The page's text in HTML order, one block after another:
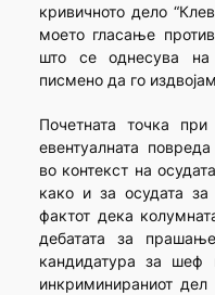
кривичното дело
моето гласање
што се однесува на
писмено да го
Почетната точка
евентуалната
во контекст на
како и за осудата за
фактот дека
дебатата за
кандидатура за
инкриминираниот